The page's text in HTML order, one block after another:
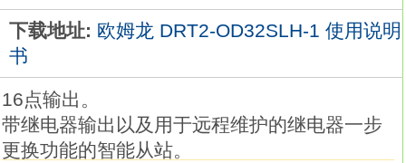
下载地址: 欧姆龙 DRT2-OD32SLH-1 使用说明
书
16点输出。
带继电器输出以及用于远程维护的继电器一步
更换功能的智能从站。